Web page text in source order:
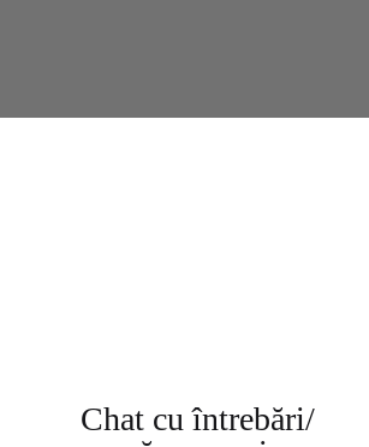
Chat cu întrebări/